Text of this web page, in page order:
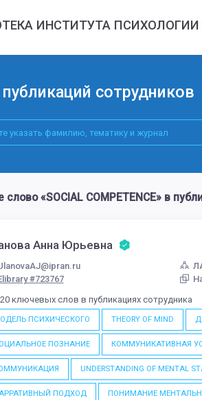
ИНСТИТУТА ПСИХОЛОГИИ
сотрудников
слово «SOCIAL COMPETENCE» в
Анна Юрьевна
#723767
ключевых слов в публикациях сотрудника
ПСИХИЧЕСКОГО THEORY OF MIND
ПОЗНАНИЕ КОММУНИКАТИВНАЯ
UNDERSTANDING OF MENTAL
ПОДХОД ПОНИМАНИЕ